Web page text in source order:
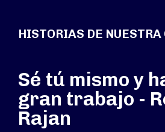
HISTORIAS DE NUESTRA
Sé tú mismo y
gran trabajo -
Rajan